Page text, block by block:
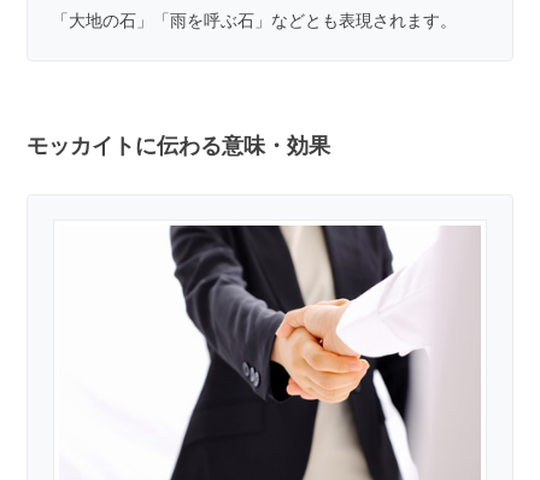
「大地の石」「雨を呼ぶ石」などとも表現されます。
モッカイトに伝わる意味・効果